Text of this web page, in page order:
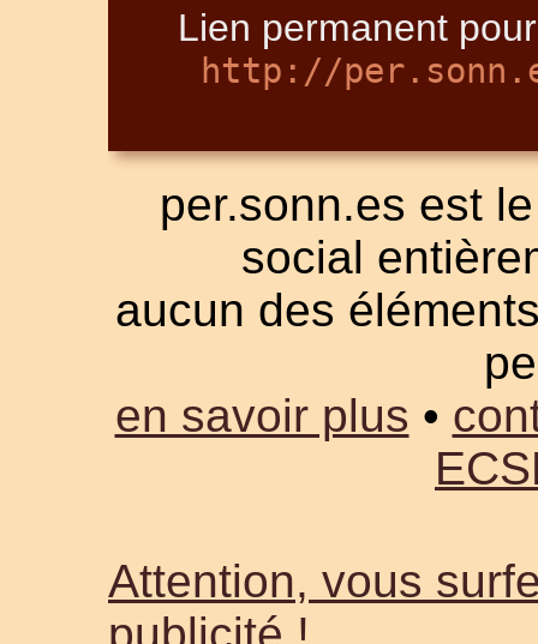
Lien permanent
http://
per.sonn.es est
social
aucun des
en savoir plus •
Attention, vous
publicité !